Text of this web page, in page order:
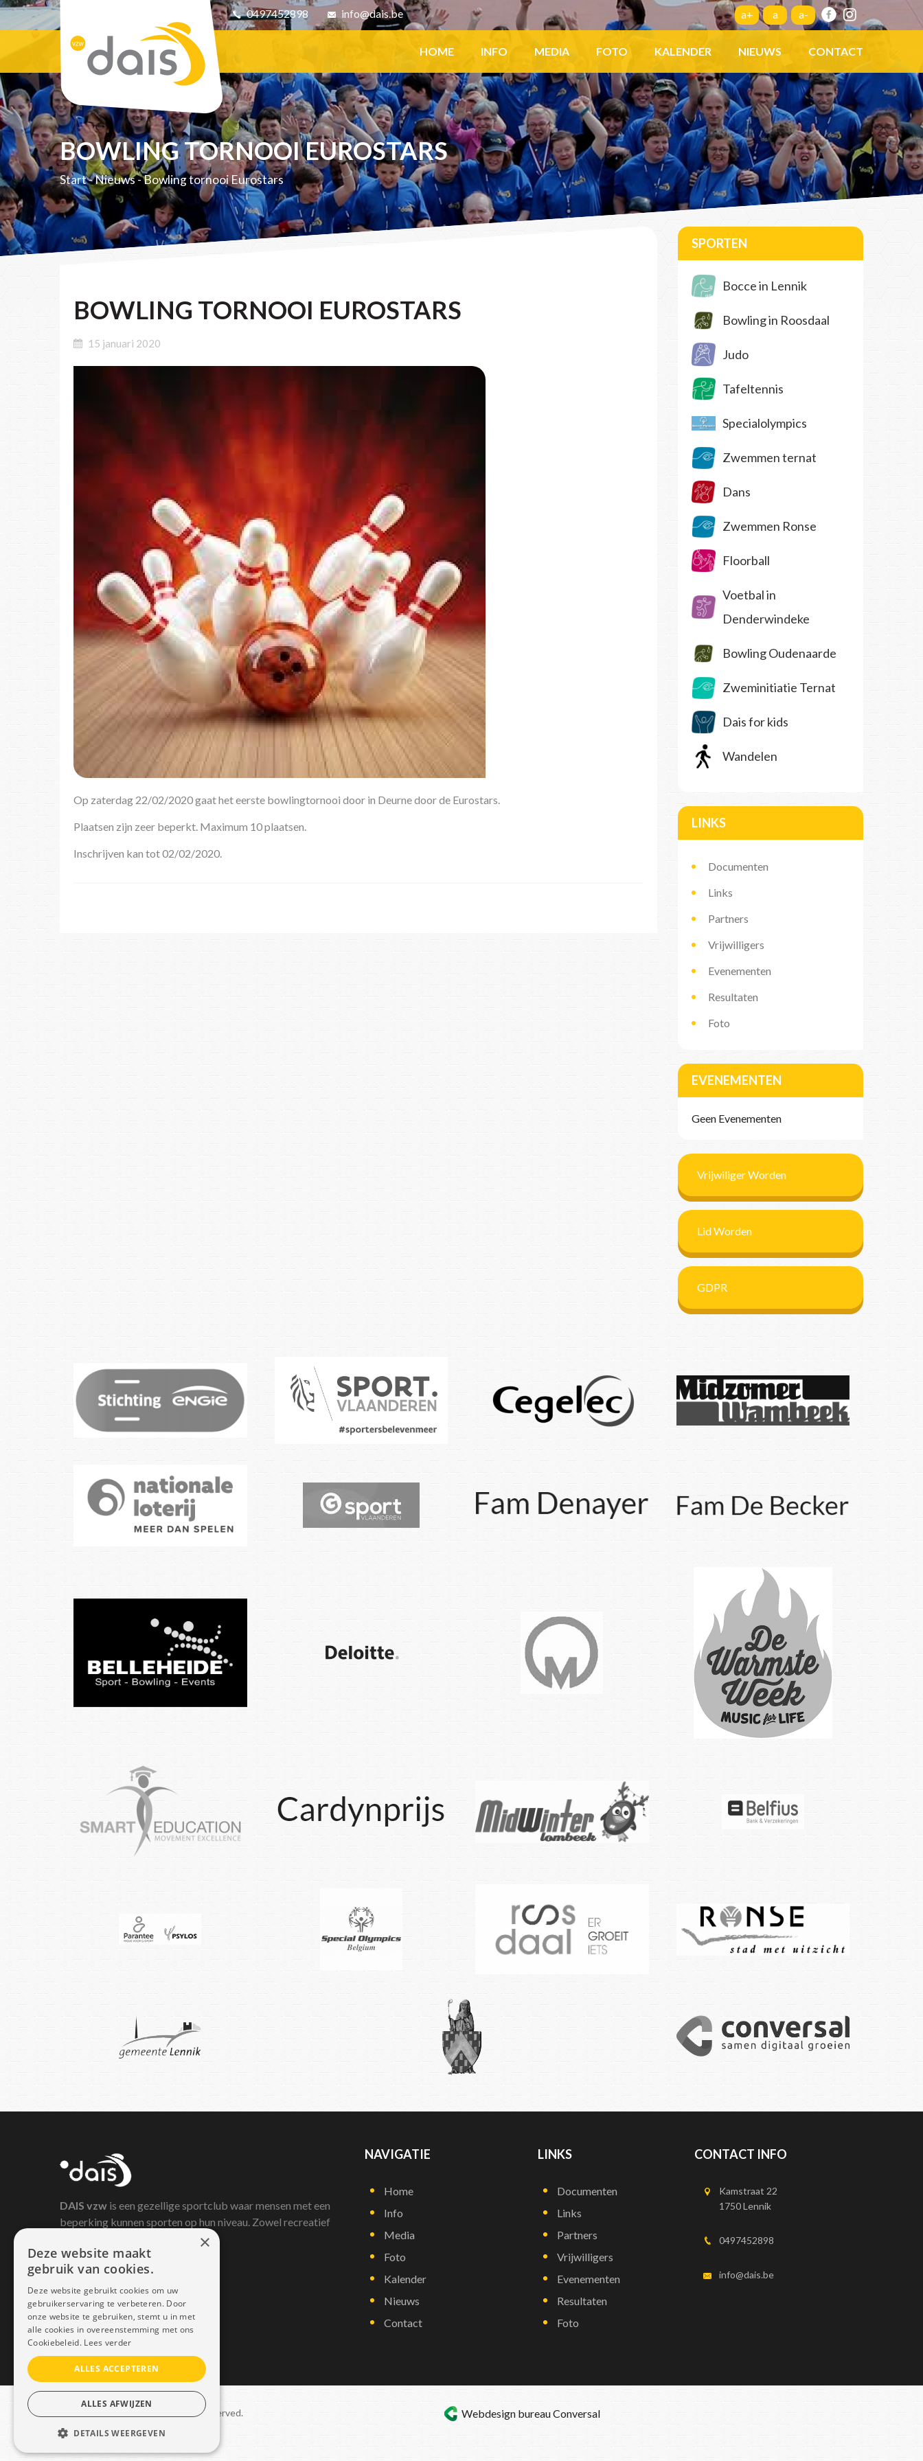
0497452898 info@dais.be Facebook a+ a a-
HOME INFO MEDIA FOTO KALENDER NIEUWS CONTACT
BOWLING TORNOOI EUROSTARS
Start-Nieuws-Bowling tornooi Eurostars
BOWLING TORNOOI EUROSTARS
15 januari 2020
Op zaterdag 22/02/2020 gaat het eerste bowlingtornooi door in Deurne door de Eurostars.
Plaatsen zijn zeer beperkt. Maximum 10 plaatsen.
Inschrijven kan tot 02/02/2020.
SPORTEN
Bocce in Lennik
Bowling in Roosdaal
Judo
Tafeltennis
Specialolympics
Zwemmen ternat
Dans
Zwemmen Ronse
Floorball
Voetbal in
Denderwindeke
Bowling Oudenaarde
Zweminitiatie Ternat
Dais for kids
Wandelen
LINKS
Documenten
Links
Partners
Vrijwilligers
Evenementen
Resultaten
Foto
EVENEMENTEN
Geen Evenementen
Vrijwiliger Worden
Lid Worden
GDPR
DAIS vzw is een gezellige sportclub waar mensen met een
beperking kunnen sporten op hun niveau. Zowel recreatief
NAVIGATIE
Home
Info
Media
Foto
Kalender
Nieuws
Contact
LINKS
Documenten
Links
Partners
Vrijwilligers
Evenementen
Resultaten
Foto
CONTACT INFO
Kamstraat 22
1750 Lennik
0497452898
info@dais.be
Copyright © 2021 Dais. All rights reserved.
Sitemap–GDPR
Webdesign bureauConversal
×
Deze website maakt
gebruik van cookies.
Deze website gebruikt cookies om uw
gebruikerservaring te verbeteren. Door
onze website te gebruiken, stemt u in met
alle cookies in overeenstemming met ons
Cookiebeleid. Lees verder
ALLES ACCEPTEREN
ALLES AFWIJZEN
DETAILS WEERGEVEN
STRIKT NOODZAKELIJK